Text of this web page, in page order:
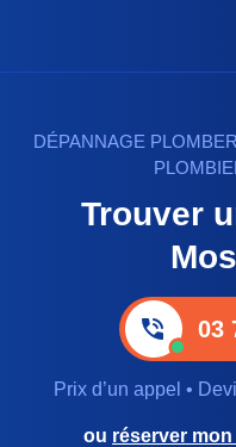
DÉPANNAGE
Trouver
03
Prix d’un appel •
ou réserver